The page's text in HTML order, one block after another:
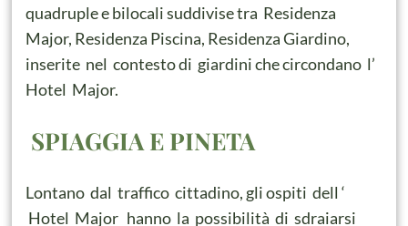
quadruple e bilocali suddivise tra Residenza
Major, Residenza Piscina, Residenza Giardino,
inserite nel contesto di giardini che circondano l’
Hotel Major.
SPIAGGIA E PINETA
Lontano dal traffico cittadino, gli ospiti dell ‘
Hotel Major hanno la possibilità di sdraiarsi